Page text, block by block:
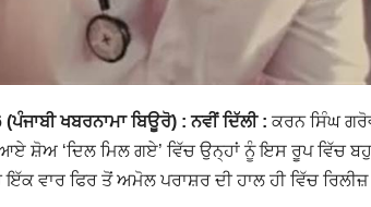
ਖਬਰਨਾਮਾ ਬਿਊਰੋ) : ਨਵੀਂ ਦਿੱਲੀ : ਕਰਨ ਸਿੰਘ
ਆਏ ਸ਼ੋਅ ‘ਦਿਲ ਮਿਲ ਗਏ’ ਵਿੱਚ ਉਨ੍ਹਾਂ ਨੂੰ ਇਸ ਰੂਪ
ਇੱਕ ਵਾਰ ਫਿਰ ਤੋਂ ਅਮੋਲ ਪਰਾਸ਼ਰ ਦੀ ਹਾਲ ਹੀ ਵਿੱਚ